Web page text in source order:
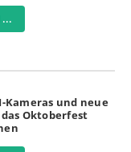
...
Kameras und neue
Oktoberfest